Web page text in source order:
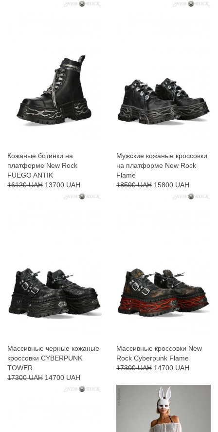
Кожаные ботинки на
платформе New Rock
FUEGO ANTIK
16120 UAH 13700 UAH
Мужские кожаные кроссовки
на платформе New Rock
Flame
18590 UAH 15800 UAH
Массивные черные кожаные
кроссовки CYBERPUNK
TOWER
17300 UAH 14700 UAH
Массивные кроссовки New
Rock Cyberpunk Flame
17300 UAH 14700 UAH